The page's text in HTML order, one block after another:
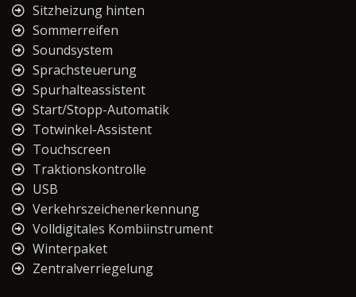
Sitzheizung hinten
Sommerreifen
Soundsystem
Sprachsteuerung
Spurhalteassistent
Start/Stopp-Automatik
Totwinkel-Assistent
Touchscreen
Traktionskontrolle
USB
Verkehrszeichenerkennung
Volldigitales Kombiinstrument
Winterpaket
Zentralverriegelung